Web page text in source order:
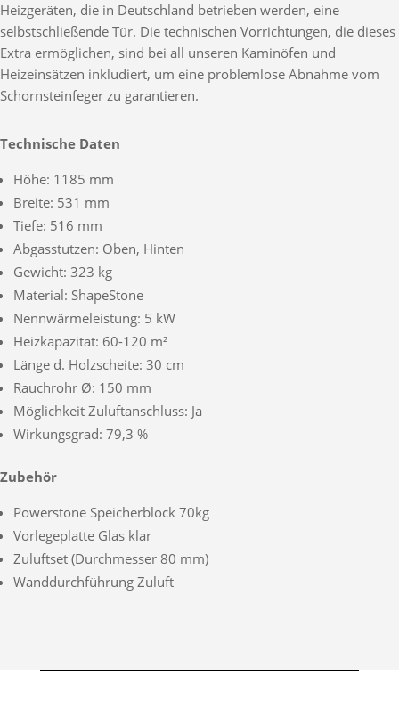
Heizgeräten, die in Deutschland betrieben werden, eine
selbstschließende Tür. Die technischen Vorrichtungen, die dieses
Extra ermöglichen, sind bei all unseren Kaminöfen und
Heizeinsätzen inkludiert, um eine problemlose Abnahme vom
Schornsteinfeger zu garantieren.
Technische Daten
Höhe: 1185 mm
Breite: 531 mm
Tiefe: 516 mm
Abgasstutzen: Oben, Hinten
Gewicht: 323 kg
Material: ShapeStone
Nennwärmeleistung: 5 kW
Heizkapazität: 60-120 m²
Länge d. Holzscheite: 30 cm
Rauchrohr Ø: 150 mm
Möglichkeit Zuluftanschluss: Ja
Wirkungsgrad: 79,3 %
Zubehör
Powerstone Speicherblock 70kg
Vorlegeplatte Glas klar
Zuluftset (Durchmesser 80 mm)
Wanddurchführung Zuluft